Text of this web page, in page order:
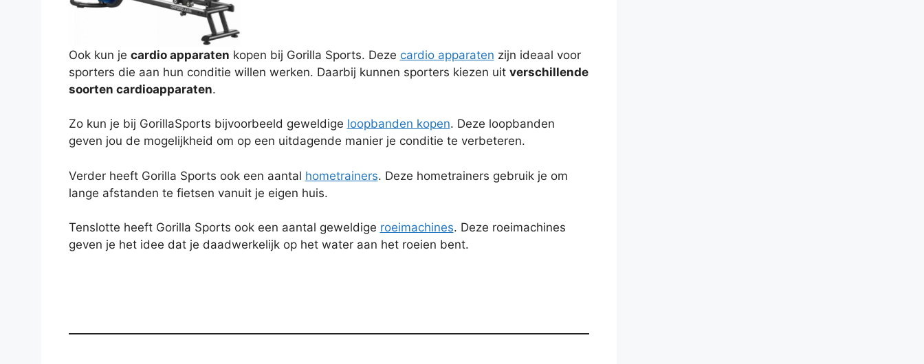
Ook kun je cardio apparaten kopen bij Gorilla Sports. Deze cardio apparaten zijn ideaal voor
sporters die aan hun conditie willen werken. Daarbij kunnen sporters kiezen uit verschillende
soorten cardioapparaten.
Zo kun je bij GorillaSports bijvoorbeeld geweldige loopbanden kopen. Deze loopbanden
geven jou de mogelijkheid om op een uitdagende manier je conditie te verbeteren.
Verder heeft Gorilla Sports ook een aantal hometrainers. Deze hometrainers gebruik je om
lange afstanden te fietsen vanuit je eigen huis.
Tenslotte heeft Gorilla Sports ook een aantal geweldige roeimachines. Deze roeimachines
geven je het idee dat je daadwerkelijk op het water aan het roeien bent.